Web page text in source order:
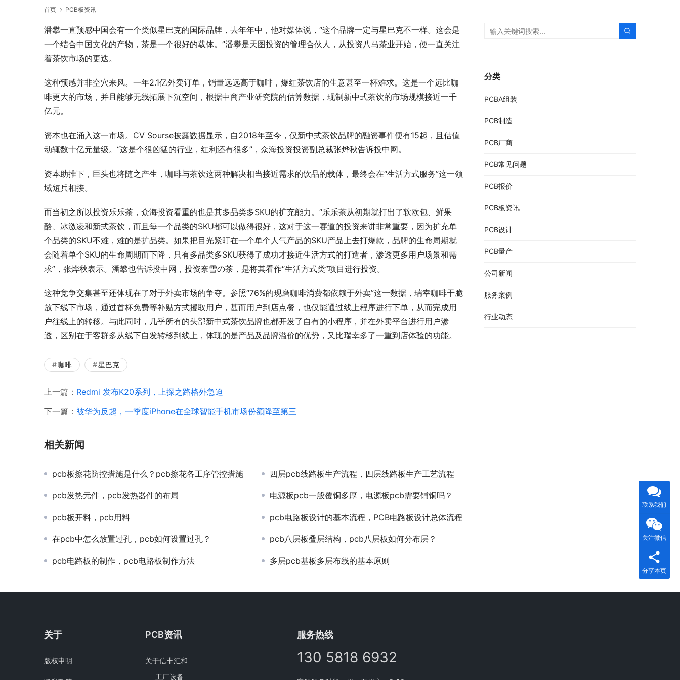
首页 PCB板资讯
潘攀一直预感中国会有一个类似星巴克的国际品牌，去年年中，他对媒体说，“这个品牌一定与星巴克不一样。这会是
一个结合中国文化的产物，茶是一个很好的载体。”潘攀是天图投资的管理合伙人，从投资八马茶业开始，便一直关注
着茶饮市场的更迭。
这种预感并非空穴来风。一年2.1亿外卖订单，销量远远高于咖啡，爆红茶饮店的生意甚至一杯难求。这是一个远比咖
啡更大的市场，并且能够无线拓展下沉空间，根据中商产业研究院的估算数据，现制新中式茶饮的市场规模接近一千
亿元。
资本也在涌入这一市场。CV Sourse披露数据显示，自2018年至今，仅新中式茶饮品牌的融资事件便有15起，且估值
动辄数十亿元量级。“这是个很凶猛的行业，红利还有很多”，众海投资投资副总裁张烨秋告诉投中网。
资本助推下，巨头也将随之产生，咖啡与茶饮这两种解决相当接近需求的饮品的载体，最终会在“生活方式服务”这一领
域短兵相接。
而当初之所以投资乐乐茶，众海投资看重的也是其多品类多SKU的扩充能力。“乐乐茶从初期就打出了软欧包、鲜果
酪、冰激凌和新式茶饮，而且每一个品类的SKU都可以做得很好，这对于这一赛道的投资来讲非常重要，因为扩充单
个品类的SKU不难，难的是扩品类。如果把目光紧盯在一个单个人气产品的SKU产品上去打爆款，品牌的生命周期就
会随着单个SKU的生命周期而下降，只有多品类多SKU获得了成功才接近生活方式的打造者，渗透更多用户场景和需
求”，张烨秋表示。潘攀也告诉投中网，投资奈雪の茶，是将其看作“生活方式类”项目进行投资。
这种竞争交集甚至还体现在了对于外卖市场的争夺。参照“76%的现磨咖啡消费都依赖于外卖”这一数据，瑞幸咖啡干脆
放下线下市场，通过首杯免费等补贴方式攫取用户，甚而用户到店点餐，也仅能通过线上程序进行下单，从而完成用
户往线上的转移。与此同时，几乎所有的头部新中式茶饮品牌也都开发了自有的小程序，并在外卖平台进行用户渗
透，区别在于客群多从线下自发转移到线上，体现的是产品及品牌溢价的优势，又比瑞幸多了一重到店体验的功能。
咖啡 星巴克
上一篇： Redmi 发布K20系列，上探之路格外急迫
下一篇： 被华为反超，一季度iPhone在全球智能手机市场份额降至第三
相关新闻
pcb板擦花防控措施是什么？pcb擦花各工序管控措施 四层pcb线路板生产流程，四层线路板生产工艺流程
pcb发热元件，pcb发热器件的布局 电源板pcb一般覆铜多厚，电源板pcb需要铺铜吗？
pcb板开料，pcb用料 pcb电路板设计的基本流程，PCB电路板设计总体流程
在pcb中怎么放置过孔，pcb如何设置过孔？ pcb八层板叠层结构，pcb八层板如何分布层？
pcb电路板的制作，pcb电路板制作方法 多层pcb基板多层布线的基本原则
分类
PCBA组装
PCB制造
PCB厂商
PCB常见问题
PCB报价
PCB板资讯
PCB设计
PCB量产
公司新闻
服务案例
行业动态
关于
版权申明
PCB资讯
关于信丰汇和
工厂设备
服务热线
130 5818 6932
联系我们
关注微信
分享本页